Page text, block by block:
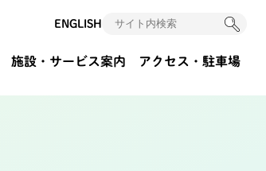
ENGLISH
施設・サービス案内 アクセス ・駐車場